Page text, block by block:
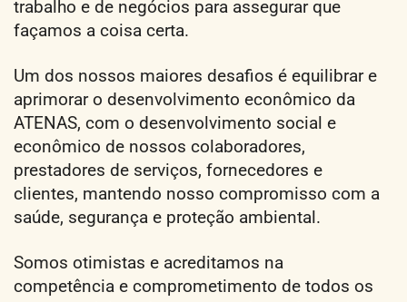
trabalho e de negócios para assegurar que
façamos a coisa certa.
Um dos nossos maiores desafios é equilibrar e
aprimorar o desenvolvimento econômico da
ATENAS, com o desenvolvimento social e
econômico de nossos colaboradores,
prestadores de serviços, fornecedores e
clientes, mantendo nosso compromisso com a
saúde, segurança e proteção ambiental.
Somos otimistas e acreditamos na
competência e comprometimento de todos os